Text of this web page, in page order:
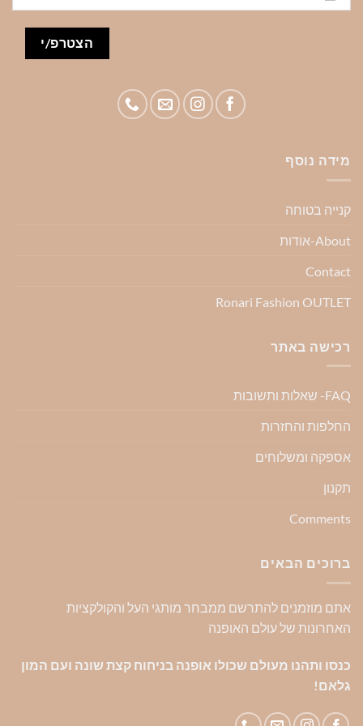
מידה נוסף
קנייה בטוחה
About-אודות
Contact
Ronari Fashion OUTLET
רכישה באתר
FAQ- שאלות ותשובות
החלפות והחזרות
אספקה ומשלוחים
תקנון
Comments
ברוכים הבאים
אתם מוזמנים להתרשם ממבחר מותגי העל והקולקציות
האחרונות של עולם האופנה
כנסו ותהנו מעולם שכולו אופנה בניחוח קצת שונה ועם המון
גלאם!